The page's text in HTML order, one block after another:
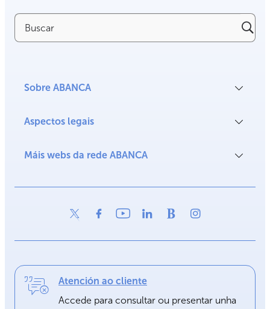
Buscar
Sobre ABANCA
Aspectos legais
Máis webs da rede ABANCA
Atención ao cliente
Accede para consultar ou presentar unha